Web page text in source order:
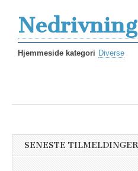
Hjemmeside kategori Diverse
SENESTE TILMELDINGER